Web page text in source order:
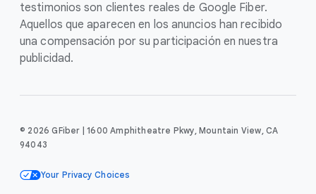
testimonios son clientes reales de Google Fiber.
Aquellos que aparecen en los anuncios han recibido
una compensación por su participación en nuestra
publicidad.
© 2026 GFiber | 1600 Amphitheatre Pkwy, Mountain View, CA
94043
Your Privacy Choices